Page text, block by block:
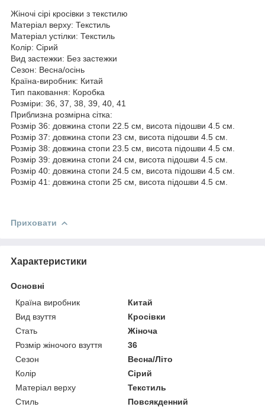
Жіночі сірі кросівки з текстилю
Матеріал верху: Текстиль
Матеріал устілки: Текстиль
Колір: Сірий
Вид застежки: Без застежки
Сезон: Весна/осінь
Країна-виробник: Китай
Тип паковання: Коробка
Розміри: 36, 37, 38, 39, 40, 41
Приблизна розмірна сітка:
Розмір 36: довжина стопи 22.5 см, висота підошви 4.5 см.
Розмір 37: довжина стопи 23 см, висота підошви 4.5 см.
Розмір 38: довжина стопи 23.5 см, висота підошви 4.5 см.
Розмір 39: довжина стопи 24 см, висота підошви 4.5 см.
Розмір 40: довжина стопи 24.5 см, висота підошви 4.5 см.
Розмір 41: довжина стопи 25 см, висота підошви 4.5 см.
Приховати
Характеристики
Основні
Країна виробник
Китай
Вид взуття
Кросівки
Стать
Жіноча
Розмір жіночого взуття
36
Сезон
Весна/Літо
Колір
Сірий
Матеріал верху
Текстиль
Стиль
Повсякденний